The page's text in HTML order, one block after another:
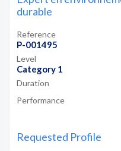
durable
Reference
P-001495
Level
Category 1
Duration
Performance
Requested Profile